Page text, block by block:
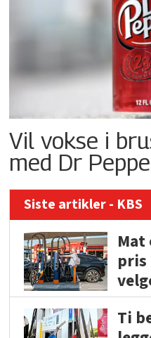
Vil vokse i
med Dr
Siste artikler - KBS
Ti